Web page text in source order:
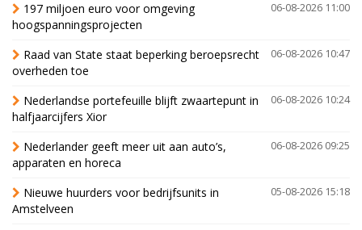
06-08-2026 11:00
197 miljoen euro voor omgeving
hoogspanningsprojecten
06-08-2026 10:47
Raad van State staat beperking beroepsrecht
overheden toe
06-08-2026 10:24
Nederlandse portefeuille blijft zwaartepunt in
halfjaarcijfers Xior
06-08-2026 09:25
Nederlander geeft meer uit aan auto’s,
apparaten en horeca
05-08-2026 15:18
Nieuwe huurders voor bedrijfsunits in
Amstelveen